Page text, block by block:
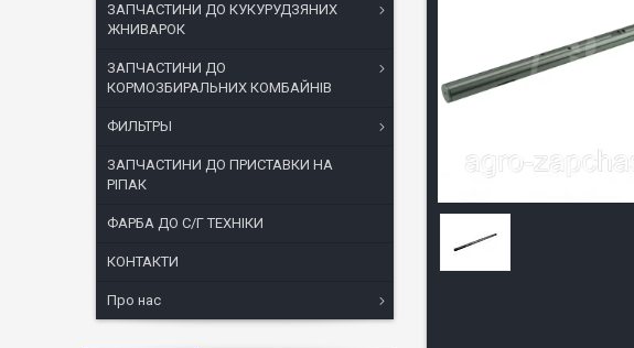
ЗАПЧАСТИНИ ДО КУКУРУДЗЯНИХ
ЖНИВАРОК
ЗАПЧАСТИНИ ДО
КОРМОЗБИРАЛЬНИХ КОМБАЙНІВ
ФИЛЬТРЫ
ЗАПЧАСТИНИ ДО ПРИСТАВКИ НА
РІПАК
ФАРБА ДО С/Г ТЕХНІКИ
КОНТАКТИ
Про нас